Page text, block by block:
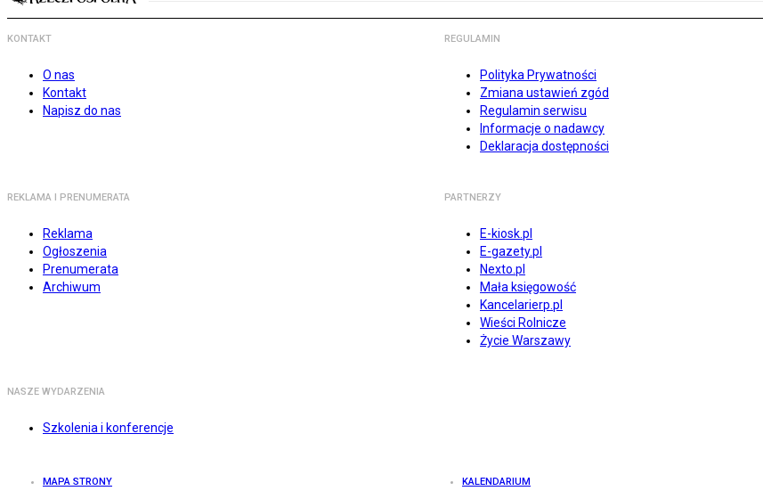
KONTAKT
O nas
Kontakt
Napisz do nas
REGULAMIN
Polityka Prywatności
Zmiana ustawień zgód
Regulamin serwisu
Informacje o nadawcy
Deklaracja dostępności
REKLAMA I PRENUMERATA
Reklama
Ogłoszenia
Prenumerata
Archiwum
PARTNERZY
E-kiosk.pl
E-gazety.pl
Nexto.pl
Mała księgowość
Kancelarierp.pl
Wieści Rolnicze
Życie Warszawy
NASZE WYDARZENIA
Szkolenia i konferencje
MAPA STRONY KALENDARIUM